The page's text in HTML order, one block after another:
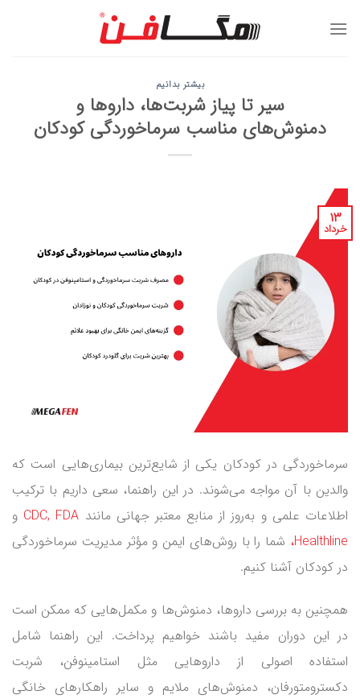
بیشتر بدانیم
سیر تا پیاز شربت‌ها، داروها و
دمنوش‌های مناسب سرماخوردگی کودکان
۱۳
خرداد
سرماخوردگی در کودکان یکی از شایع‌ترین بیماری‌هایی است که
والدین با آن مواجه می‌شوند. در این راهنما، سعی داریم با ترکیب
اطلاعات علمی و به‌روز از منابع معتبر جهانی مانند
CDC, FDA
و
Healthline، شما را با روش‌های ایمن و مؤثر مدیریت سرماخوردگی
در کودکان آشنا کنیم.
همچنین به بررسی داروها، دمنوش‌ها و مکمل‌هایی که ممکن است
در این دوران مفید باشند خواهیم پرداخت. این راهنما شامل
استفاده اصولی از داروهایی مثل استامینوفن، شربت
دکسترومتورفان، دمنوش‌های ملایم و سایر راهکارهای خانگی